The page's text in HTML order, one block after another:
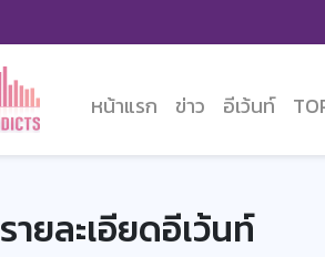
หน้าแรก ข่าว อีเว้นท์
รายละเอียดอีเว้นท์